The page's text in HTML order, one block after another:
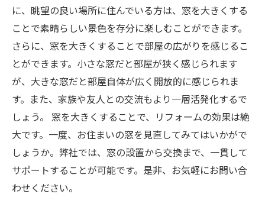
に、眺望の良い場所に住んでいる方は、窓を大きくする
ことで素晴らしい景色を存分に楽しむことができます。
さらに、窓を大きくすることで部屋の広がりを感じるこ
とができます。小さな窓だと部屋が狭く感じられます
が、大きな窓だと部屋自体が広く開放的に感じられま
す。また、家族や友人との交流もより一層活発化するで
しょう。 窓を大きくすることで、リフォームの効果は絶
大です。一度、お住まいの窓を見直してみてはいかがで
しょうか。弊社では、窓の設置から交換まで、一貫して
サポートすることが可能です。是非、お気軽にお問い合
わせください。